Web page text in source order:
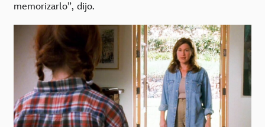
memorizarlo”, dijo.